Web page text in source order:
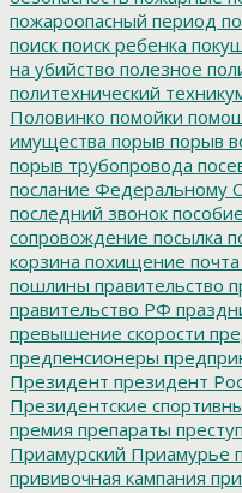
пожароопасный период
поиск поиск ребенка
на убийство полезное
политехнический
Половинко помойки
имущества порыв порыв
порыв трубопровода
послание Федеральному
последний звонок пособие
сопровождение посылка
корзина похищение почта
пошлины правительство
правительство РФ
превышение скорости
предпенсионеры
Президент президент
Президентские
премия препараты
Приамурский Приамурье
прививочная кампания